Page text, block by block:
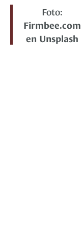
Foto:
Firmbee.com
en Unsplash